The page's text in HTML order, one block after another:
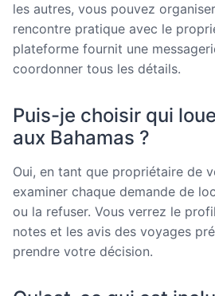
les autres, vous pouvez
rencontre pratique avec le
plateforme fournit une
coordonner tous les détails.
Puis-je choisir qui
aux Bahamas ?
Oui, en tant que propriétaire de
examiner chaque demande de
ou la refuser. Vous verrez le
notes et les avis des voyages
prendre votre décision.